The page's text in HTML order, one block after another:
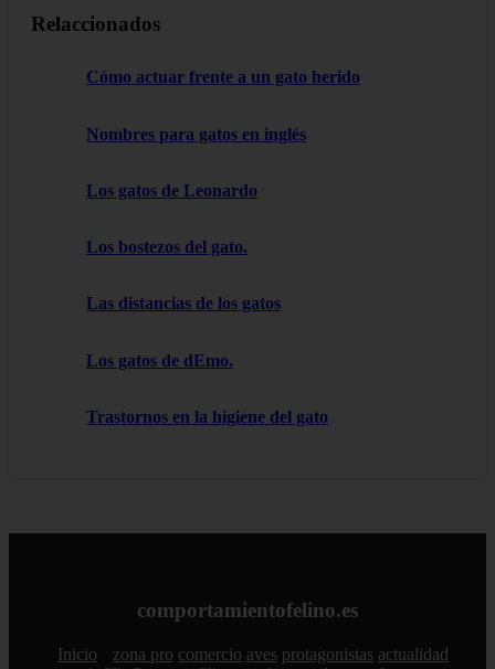
Relaccionados
Cómo actuar frente a un gato herido
Nombres para gatos en inglés
Los gatos de Leonardo
Los bostezos del gato.
Las distancias de los gatos
Los gatos de dEmo.
Trastornos en la higiene del gato
comportamientofelino.es
Inicio zona pro comercio aves protagonistas actualidad